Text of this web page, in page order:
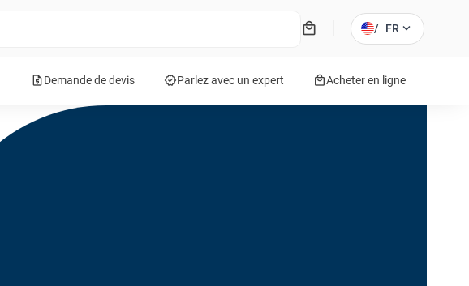
local_mall / FR expand_more
request_quoteDemande de devis verifiedParlez avec un expert local_mallAcheter en ligne